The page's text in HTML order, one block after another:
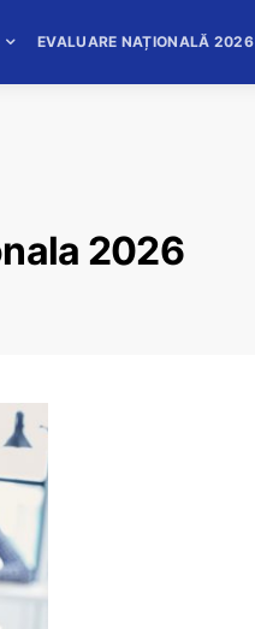
EVALUARE NAȚIONALĂ 2026
2026